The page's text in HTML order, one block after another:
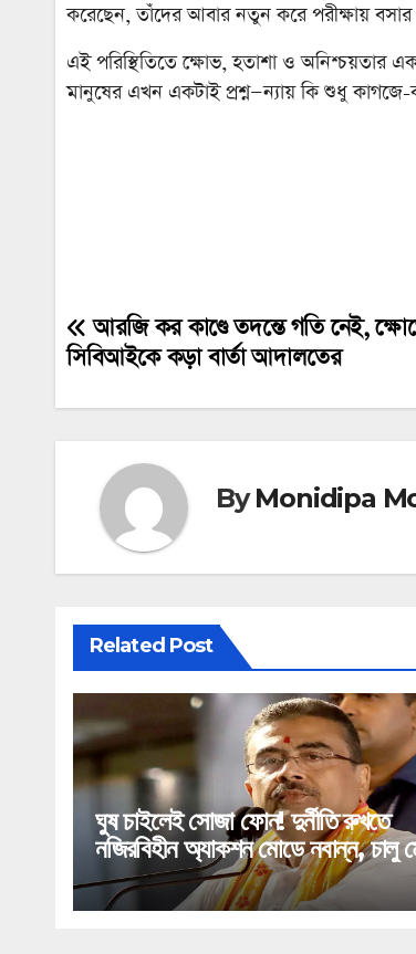
করেছেন, তাঁদের আবার নতুন করে পরীক্ষায়
এই পরিস্থিতিতে ক্ষোভ, হতাশা ও অনিশ্চয়তার
মানুষের এখন একটাই প্রশ্ন—ন্যায় কি শুধু
Post
navigation
আরজি কর কাণ্ডে তদন্তে গতি নেই,
সিবিআইকে কড়া বার্তা আদালতের
ByMonidipa
Related Post
ঘুষ চাইলেই সোজা ফোন! দুর্নীতি রুখতে
নজিরবিহীন অ্যাকশন মোডে নবান্ন, চালু
হেল্পলাইন!